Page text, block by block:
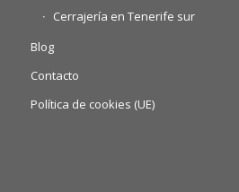
Cerrajería en Tenerife sur
Blog
Contacto
Política de cookies (UE)